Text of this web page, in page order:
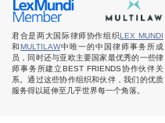
君合是两大国际律师协作组织LEX MUNDI
和MULTILAW中唯一的中国律师事务所成
员，同时还与亚欧主要国家最优秀的一些律
师事务所建立BEST FRIENDS协作伙伴关
系。通过这些协作组织和伙伴，我们的优质
服务得以延伸至几乎世界每一个角落。